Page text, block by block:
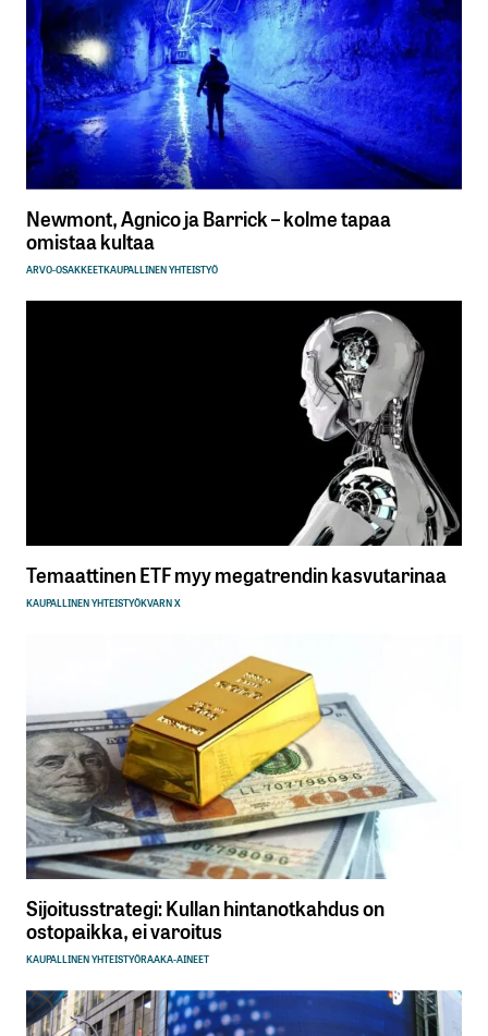
Sähköpostiosoitettasi ei julkaista.Pakolliset
kentät on merkitty*
Kommentti*
Nimesi tai nimimerkkisi
Tilaa SalkunRakentajan uutiskirje
Newmont, Agnico ja Barrick – kolme tapaa
omistaa kultaa
ARVO-OSAKKEETKAUPALLINEN YHTEISTYÖ
Temaattinen ETF myy megatrendin kasvutarinaa
KAUPALLINEN YHTEISTYÖKVARN X
Sijoitusstrategi: Kullan hintanotkahdus on
ostopaikka, ei varoitus
KAUPALLINEN YHTEISTYÖRAAKA-AINEET